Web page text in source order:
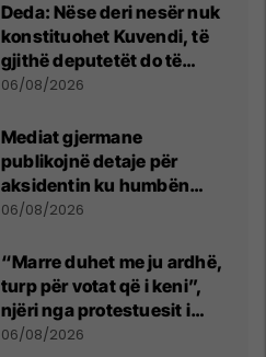
Deda: Nëse deri nesër nuk
konstituohet Kuvendi, të
gjithë deputetët do të
bëjnë shkelje të rëndë
06/08/2026
Mediat gjermane
publikojnë detaje për
aksidentin ku humbën
jetën tre mërgimtarë nga
06/08/2026
“Marre duhet me ju ardhë,
turp për votat që i keni”,
njëri nga protestuesit i
drejtohet Bedri Hamzës
06/08/2026